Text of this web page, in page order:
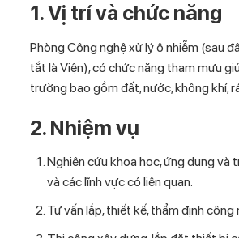
1. Vị trí và chức năng
Phòng Công nghệ xử lý ô nhiễm (sau
tắt là Viện), có chức năng tham mưu
trường bao gồm đất, nước, không khí,
2. Nhiệm vụ
Nghiên cứu khoa học, ứng dụng và
và các lĩnh vực có liên quan.
Tư vấn lắp, thiết kế, thẩm định